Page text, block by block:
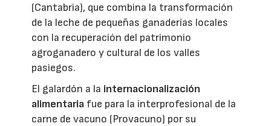
(Cantabria), que combina la transformación
de la leche de pequeñas ganaderías locales
con la recuperación del patrimonio
agroganadero y cultural de los valles
pasiegos.
El galardón a la internacionalización
alimentaria fue para la interprofesional de la
carne de vacuno (Provacuno) por su